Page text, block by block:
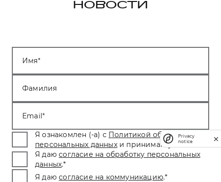
НОВОСТИ
Имя
Фамилия
Email
Я ознакомлен (-а) с Политикой обработки
персональных данных и принимаю условия.
Я даю согласие на обработку персональных
данных.*
Я даю согласие на коммуникацию.*
Privacy
notice